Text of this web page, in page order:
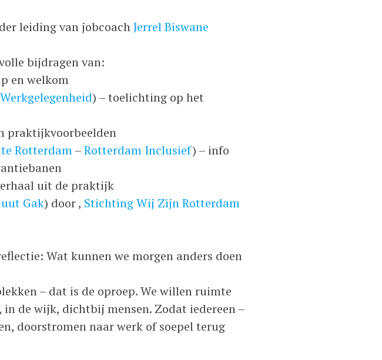
leiding van jobcoachJerrel Biswane
bijdragen van:
en welkom
) – toelichting op het
praktijkvoorbeelden
Rotterdam–Rotterdam Inclusief) – info
uit de praktijk
Gak) door, Stichting Wij Zijn Rotterdam
Wat kunnen we morgen anders doen
– dat is de oproep. We willen ruimte
de wijk, dichtbij mensen. Zodat iedereen –
doorstromen naar werk of soepel terug